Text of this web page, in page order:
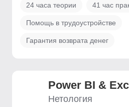
24 часа теории 41 час
Помощь в трудоустройстве
Гарантия возврата денег
Power BI &
Нетология